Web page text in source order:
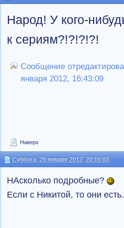
Народ! У кого-
к сериям?!?!?!?!
Сообщение
января 2012, 16:43:09
Наверх
Суббота, 28 января 2012, 20:16:03
НАсколько подробные?
Если с Никитой, то они есть.